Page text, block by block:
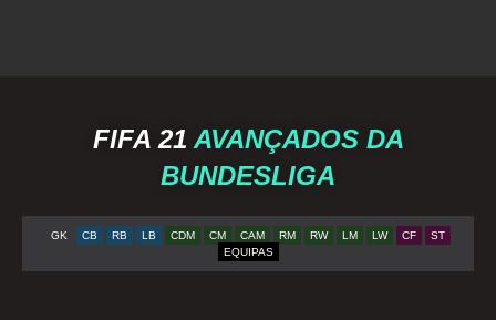
FIFA 21 AVANÇADOS DA
BUNDESLIGA
GK CB RB LB CDM CM CAM RM RW LM LW CF
ST
EQUIPAS